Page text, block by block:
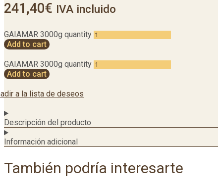
241,40€ IVA incluido
GAIAMAR 3000g quantity
Add to cart
GAIAMAR 3000g quantity
Add to cart
a la lista de deseos
Descripción del producto
Información adicional
También podría interesarte